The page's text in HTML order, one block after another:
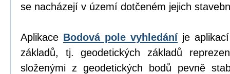
se nacházejí v území dotčeném jejich
Aplikace Bodová pole vyhledání je
základů, tj. geodetických základů
složenými z geodetických bodů pevně